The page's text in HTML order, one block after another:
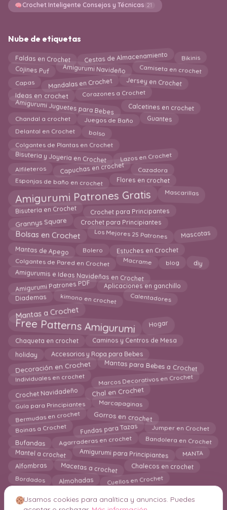
Crochet Inteligente Consejos y Técnicas 21
Nube de etiquetas
Faldas en Crochet Cestas de Almacenamiento Bikinis
Cojines Puf Amigurumi Navideño Camiseta en crochet
Capas Mandalas en Crochet Jersey en Crochet
Ideas en crochet Corazones a Crochet
Amigurumi Juguetes para Bebes Calcetines en crochet
Chandal a crochet Juegos de Baño Guantes
Delantal en Crochet bolso
Colgantes de Plantas en Crochet
Bisuteria y Joyeria en Crochet Lazos en Crochet
Alfileteros Capuchas en crochet Cazadora
Esponjas de baño en crochet Flores en crochet
Amigurumi Patrones Gratis Mascarillas
Bisutería en Crochet Crochet para Principantes
Grannys Square Crochet para Principiantes
Bolsas en Crochet Los Mejores 25 Patrones Mascotas
Mantas de Apego Bolero Estuches en Crochet
Colgantes de Pared en Crochet Macrame blog diy
Amigurumis e Ideas Navideñas en Crochet
Amigurumi Patrones PDF Aplicaciones en ganchillo
Diademas kimono en crochet Calentadores
Mantas a Crochet
Free Patterns Amigurumi Hogar
Chaqueta en crochet Caminos y Centros de Mesa
holiday Accesorios y Ropa para Bebes
Decoración en Crochet Mantas para Bebes a Crochet
Individuales en crochet Marcos Decorativos en Crochet
Crochet Navidadeño Chal en Crochet
Guía para Principiantes Marcapaginas
Bermudas en crochet Gorros en crochet
Boinas a Crochet Fundas para Tazas Jumper en Crochet
Bufandas Agarraderas en crochet Bandolera en Crochet
Mantel a crochet Amigurumi para Principiantes MANTA
Alfombras Macetas a crochet Chalecos en crochet
Bordados Almohadas Cuellos en Crochet
Usamos cookies para analítica y anuncios. Puedes